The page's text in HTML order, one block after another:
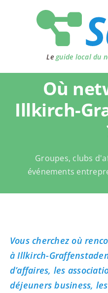
Le guide local du
Où
Illkirch-
Groupes, clubs
événements
Vous cherchez où
à Illkirch-
d’affaires, les
déjeuners business,